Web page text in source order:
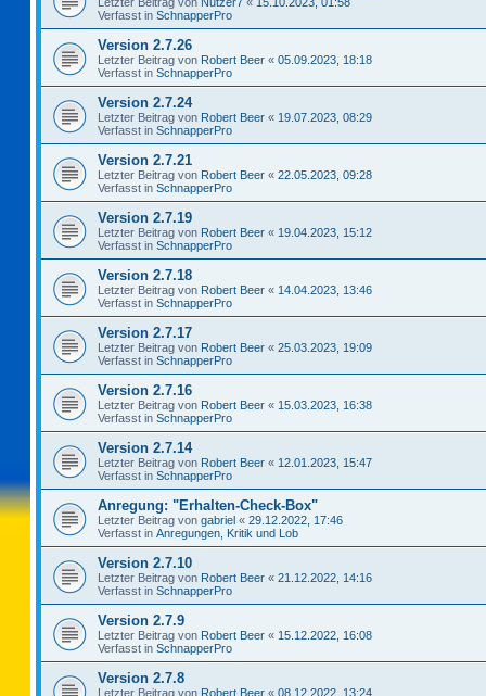
Verfasst in SchnapperPro
Version 2.7.26
Letzter Beitrag von Robert Beer « 05.09.2023, 18:18
Verfasst in SchnapperPro
Version 2.7.24
Letzter Beitrag von Robert Beer « 19.07.2023, 08:29
Verfasst in SchnapperPro
Version 2.7.21
Letzter Beitrag von Robert Beer « 22.05.2023, 09:28
Verfasst in SchnapperPro
Version 2.7.19
Letzter Beitrag von Robert Beer « 19.04.2023, 15:12
Verfasst in SchnapperPro
Version 2.7.18
Letzter Beitrag von Robert Beer « 14.04.2023, 13:46
Verfasst in SchnapperPro
Version 2.7.17
Letzter Beitrag von Robert Beer « 25.03.2023, 19:09
Verfasst in SchnapperPro
Version 2.7.16
Letzter Beitrag von Robert Beer « 15.03.2023, 16:38
Verfasst in SchnapperPro
Version 2.7.14
Letzter Beitrag von Robert Beer « 12.01.2023, 15:47
Verfasst in SchnapperPro
Anregung: "Erhalten-Check-Box"
Letzter Beitrag von gabriel « 29.12.2022, 17:46
Verfasst in Anregungen, Kritik und Lob
Version 2.7.10
Letzter Beitrag von Robert Beer « 21.12.2022, 14:16
Verfasst in SchnapperPro
Version 2.7.9
Letzter Beitrag von Robert Beer « 15.12.2022, 16:08
Verfasst in SchnapperPro
Version 2.7.8
Letzter Beitrag von Robert Beer « 08.12.2022, 13:24